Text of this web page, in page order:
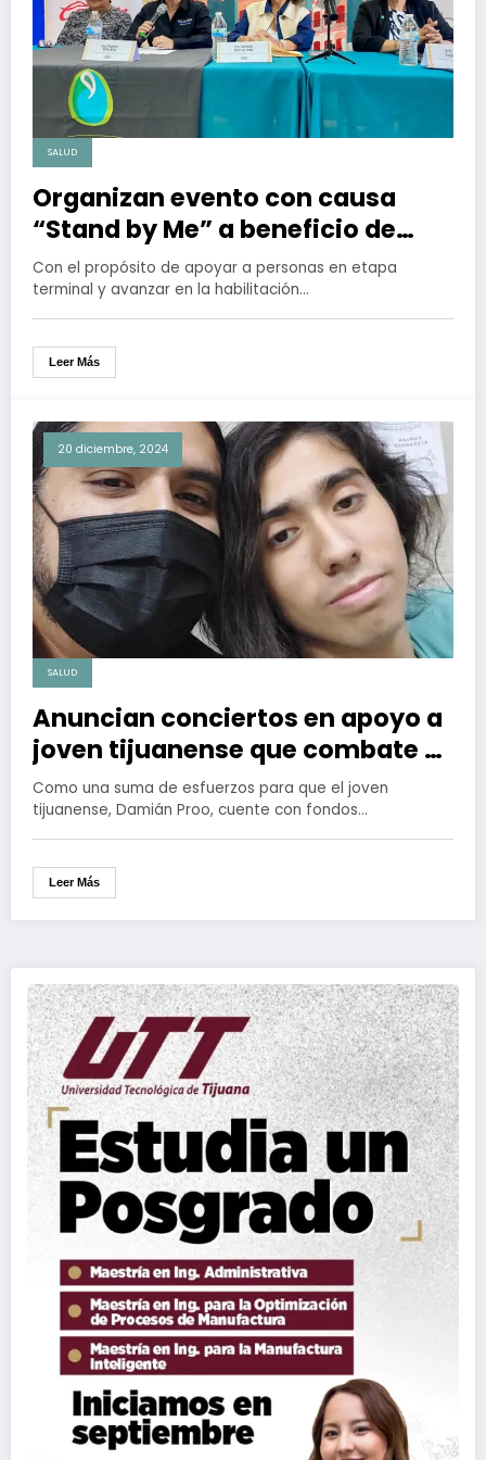
SALUD
Organizan evento con causa
“Stand by Me” a beneficio de
enfermos terminales
Con el propósito de apoyar a personas en etapa
terminal y avanzar en la habilitación…
Leer Más
20 diciembre, 2024
SALUD
Anuncian conciertos en apoyo a
joven tijuanense que combate el
cáncer
Como una suma de esfuerzos para que el joven
tijuanense, Damián Proo, cuente con fondos…
Leer Más